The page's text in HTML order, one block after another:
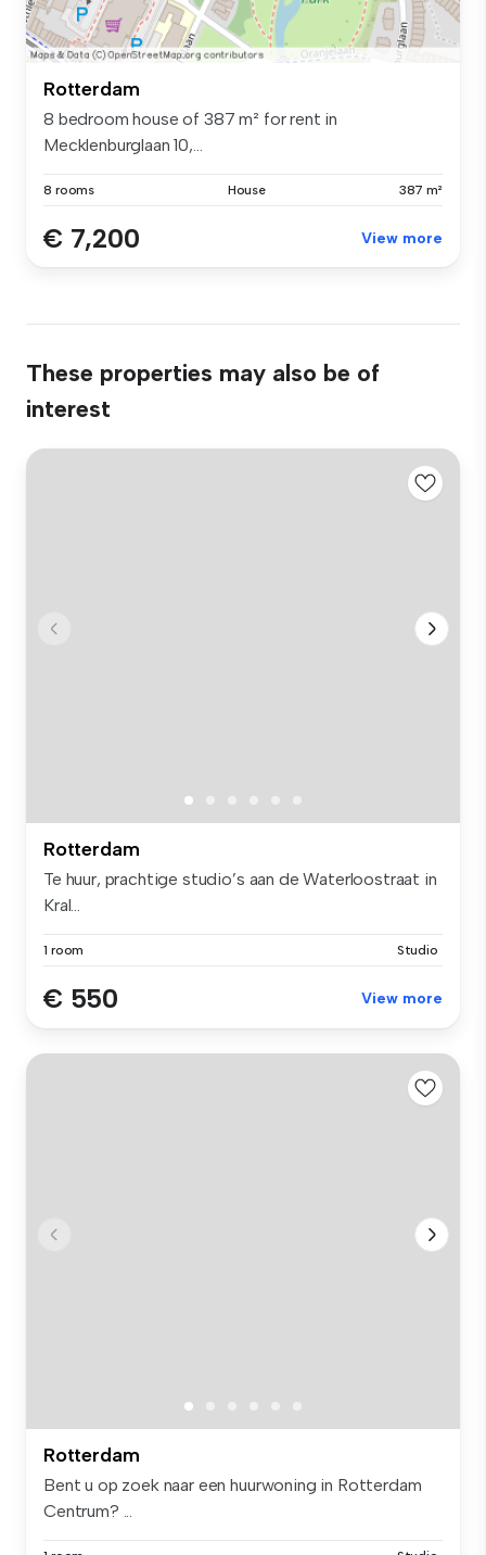
Rotterdam
8 bedroom house of 387 m² for rent in
Mecklenburglaan 10,...
8 rooms House 387 m²
€ 7,200 View more
These properties may also be of
interest
Rotterdam
Te huur, prachtige studio’s aan de Waterloostraat in
Kral...
1 room Studio
€ 550 View more
Rotterdam
Bent u op zoek naar een huurwoning in Rotterdam
Centrum? ...